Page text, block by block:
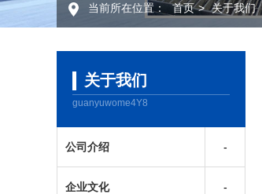
当前所在位置： 首页 > 关于我们
关于我们
guanyuwome4Y8
公司介绍
企业文化